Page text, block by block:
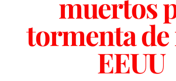
tormenta de
EEUU